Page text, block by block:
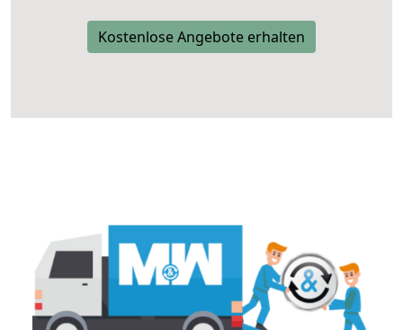
Kostenlose Angebote erhalten